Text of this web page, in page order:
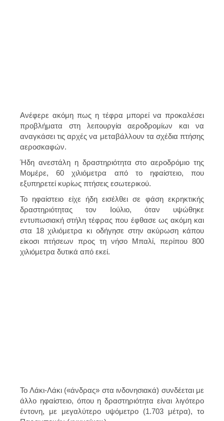
Ανέφερε ακόμη πως η τέφρα μπορεί να προκαλέσει
προβλήματα στηλειτουργία αεροδρομίων και να
αναγκάσει τις αρχές να μεταβάλλουν τα σχέδια πτήσης
αεροσκαφών.
Ήδη ανεστάλη η δραστηριότητα στο αεροδρόμιο της
Μομέρε, 60 χιλιόμετρα από το ηφαίστειο, που
εξυπηρετεί κυρίως πτήσεις εσωτερικού.
Το ηφαίστειο είχε ήδη εισέλθει σε φάση εκρηκτικής
δραστηριότητας τον Ιούλιο, όταν υψώθηκε
εντυπωσιακή στήλη τέφρας που έφθασε ως ακόμη και
στα 18 χιλιόμετρα κι οδήγησε στηνακύρωση κάπου
είκοσι πτήσεων προς τη νήσο Μπαλί, περίπου 800
χιλιόμετρα δυτικά από εκεί.
Το Λάκι-Λάκι («άνδρας» στα ινδονησιακά) συνδέεται με
άλλο ηφαίστειο, όπου η δραστηριότητα είναι λιγότερο
έντονη, με μεγαλύτερο υψόμετρο (1.703 μέτρα), το